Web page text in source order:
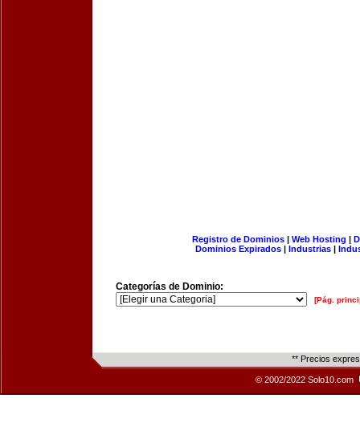
Registro de Dominios| Web Hosting |
Dominios Expirados | Industrias |
Categorías de Dominio:
[Pág.
** Precios
© 2002/2022 Solo10.com